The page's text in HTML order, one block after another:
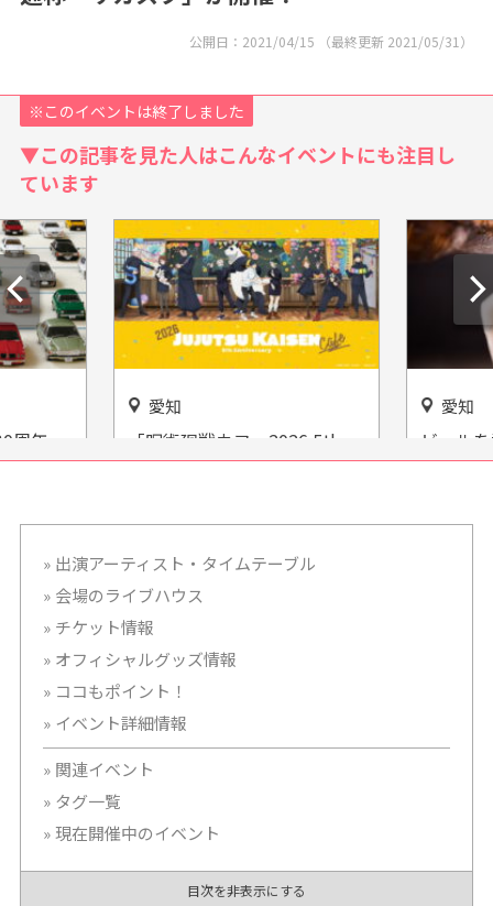
公開日： 2021/04/15 （最終更新 2021/05/31 ）
※このイベントは終了しました
▼この記事を見た人はこんなイベントにも注目し
ています
周年
オープ
愛知
「呪術廻戦カフェ2026 5th
Anniversary」グローバルゲー
愛知
ビール
「キリ
出演アーティスト・タイムテーブル
会場のライブハウス
チケット情報
オフィシャルグッズ情報
ココもポイント！
イベント詳細情報
関連イベント
タグ一覧
現在開催中のイベント
目次を非表示にする